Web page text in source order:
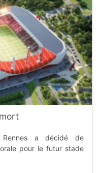
a décidé de
pour le futur stade